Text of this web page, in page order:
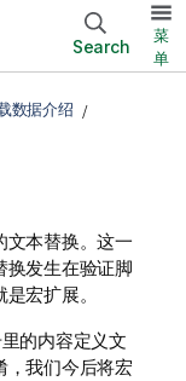
Search
菜
单
数据介绍
文本替换。这一
换发生在验证脚
宏扩展。
的内容定义文
，我们今后将宏